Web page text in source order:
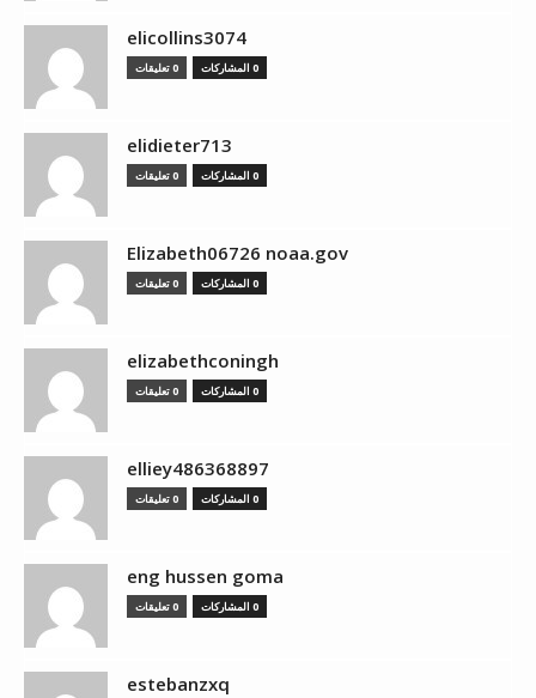
elicollins3074
0 المشاركات 0 تعليقات
elidieter713
0 المشاركات 0 تعليقات
Elizabeth06726 noaa.gov
0 المشاركات 0 تعليقات
elizabethconingh
0 المشاركات 0 تعليقات
elliey486368897
0 المشاركات 0 تعليقات
eng hussen goma
0 المشاركات 0 تعليقات
estebanzxq